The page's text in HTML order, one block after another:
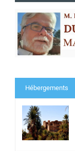
Hébergements